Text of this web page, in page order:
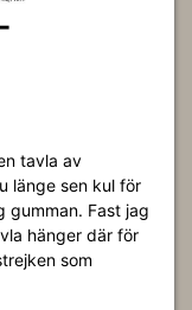
tavla av
länge sen kul för
gumman. Fast jag
hänger där för
som